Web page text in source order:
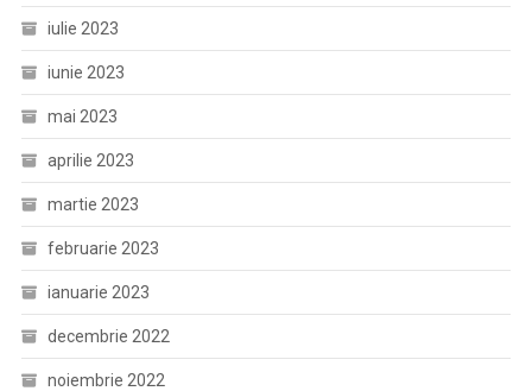
iulie 2023
iunie 2023
mai 2023
aprilie 2023
martie 2023
februarie 2023
ianuarie 2023
decembrie 2022
noiembrie 2022